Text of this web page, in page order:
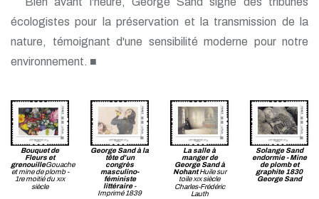
écologistes pour la préservation et la transmission de la
nature, témoignant d'une sensibilité moderne pour notre
environnement. ■
Bouquet de
Fleurs et
grenouilleGouache
et mine de plomb -
1re moitié du XIX
siècle
George Sand à la
tête d'un
congrès
masculino-
féministe
littéraire-
Imprimé 1839
La salle à
manger de
George Sand à
NohantHuile sur
toileXIXsiècle
Charles-Frédéric
Lauth
Solange Sand
endormie - Mine
de plomb et
graphite 1830
George Sand